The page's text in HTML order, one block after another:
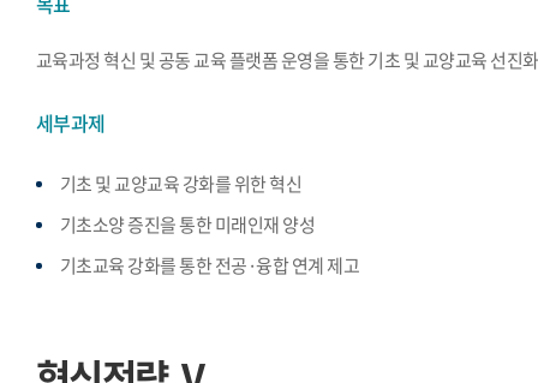
교육과정 혁신 및 공동 교육 플랫폼 운영을 통한 기초 및 교양교육 선진화
세부과제
기초 및 교양교육 강화를 위한 혁신
기초소양 증진을 통한 미래인재 양성
기초교육 강화를 통한 전공·융합 연계 제고